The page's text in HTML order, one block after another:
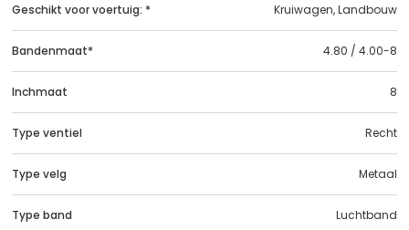
Geschikt voor voertuig: * Kruiwagen, Landbouw
Bandenmaat* 4.80 / 4.00-8
Inchmaat 8
Type ventiel Recht
Type velg Metaal
Type band Luchtband